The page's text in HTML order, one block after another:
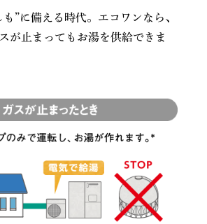
”に備える時代。エコワンなら、
が止まってもお湯を供給できま